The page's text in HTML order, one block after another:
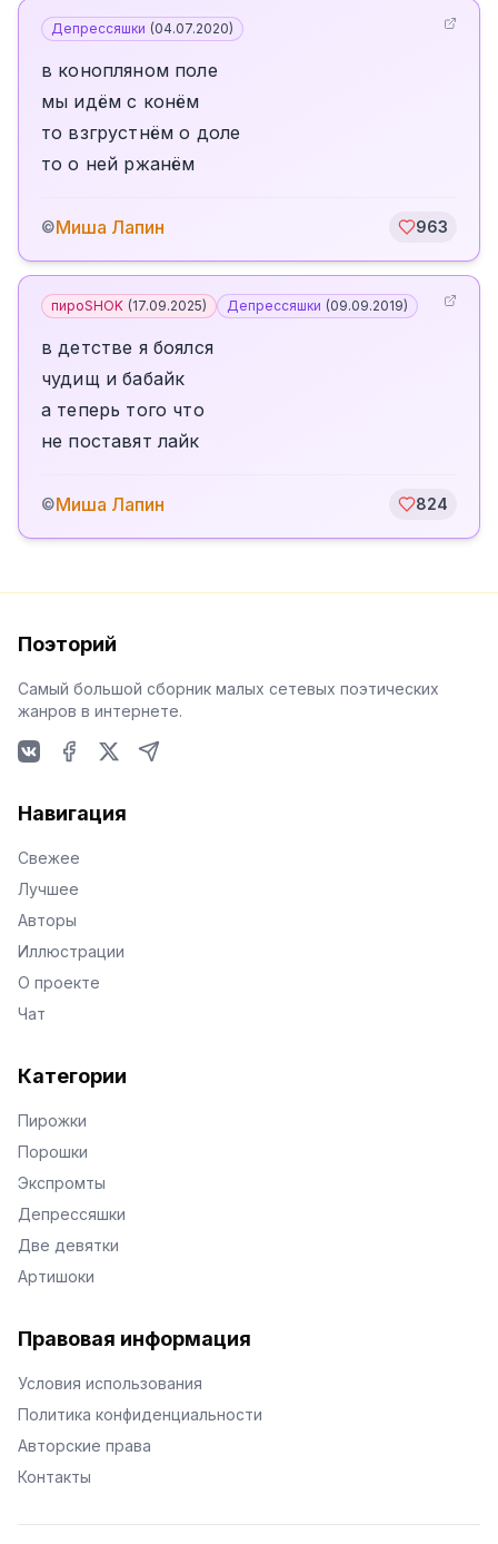
Депрессяшки (04.07.2020)
в конопляном поле
мы идём с конём
то взгрустнём о доле
то о ней ржанём
©Миша Лапин 963
пироSHOK (17.09.2025) Депрессяшки (09.09.2019)
в детстве я боялся
чудищ и бабайк
а теперь того что
не поставят лайк
©Миша Лапин 824
Поэторий
Самый большой сборник малых сетевых поэтических
жанров в интернете.
Навигация
Свежее
Лучшее
Авторы
Иллюстрации
О проекте
Чат
Категории
Пирожки
Порошки
Экспромты
Депрессяшки
Две девятки
Артишоки
Правовая информация
Условия использования
Политика конфиденциальности
Авторские права
Контакты